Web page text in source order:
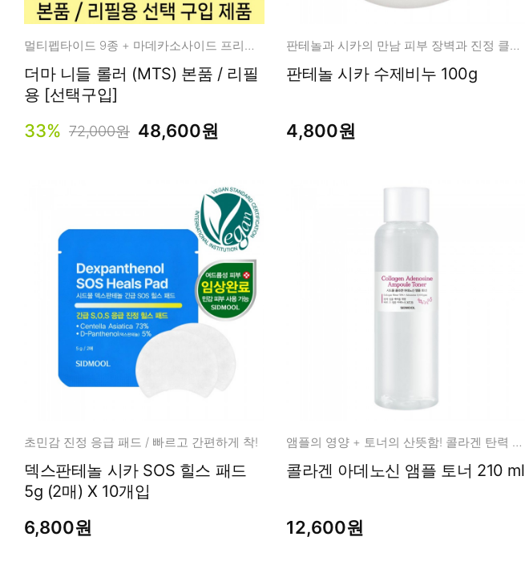
멀티펩타이드 9종 + 마데카소사이드 프리미엄 홈 뷰티 디바이스
더마 니들 롤러 (MTS) 본품 / 리필
용 [선택구입]
33% 72,000원 48,600원
판테놀과 시카의 만남 피부 장벽과 진정 클렌징 케어!
판테놀 시카 수제비누 100g
4,800원
초민감 진정 응급 패드 / 빠르고 간편하게 착!
덱스판테놀 시카 SOS 힐스 패드
5g (2매) X 10개입
6,800원
앰플의 영양 + 토너의 산뜻함! 콜라겐 탄력 집중 케어
콜라겐 아데노신 앰플 토너 210 ml
12,600원